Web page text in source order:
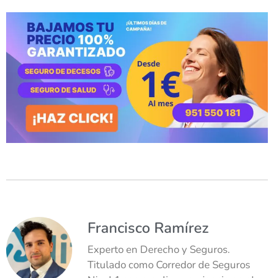
Francisco Ramírez
Experto en Derecho y Seguros.
Titulado como Corredor de Seguros